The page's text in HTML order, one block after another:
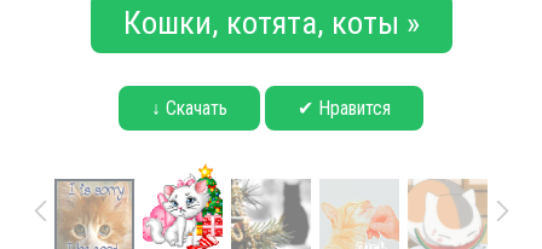
Кошки, котята, коты »
↓ Скачать ✔ Нравится